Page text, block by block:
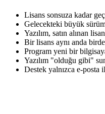
Lisans sonsuza kadar
Gelecekteki büyük
Yazılım, satın alınan
Bir lisans aynı anda
Program yeni bir
Yazılım "olduğu gibi"
Destek yalnızca e-posta